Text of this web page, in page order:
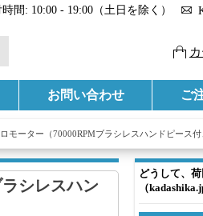
間: 10:00 - 19:00（土日を除く）
お問い合わせ ご
モーター（70000RPMブラシレスハンドピース付
どうして、
（
シレスハン